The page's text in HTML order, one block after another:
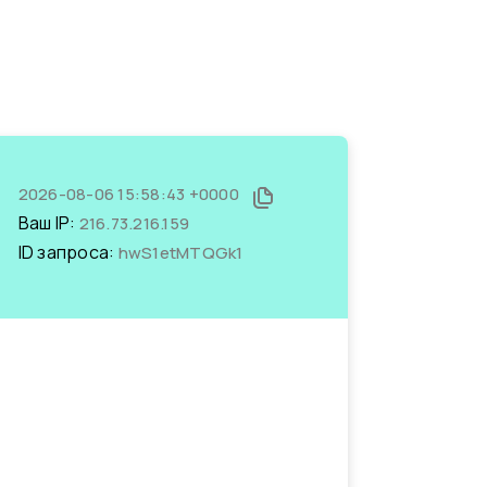
2026-08-06 15:58:43 +0000
Ваш IP: 216.73.216.159
ID запроса: hwS1etMTQGk1